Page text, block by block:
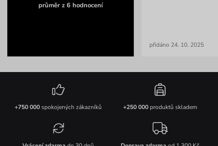
průměr z 6 hodnocení
přidáno 24. 10. 2025
+750 000spokojených zákazníků +250 000produktů skladem